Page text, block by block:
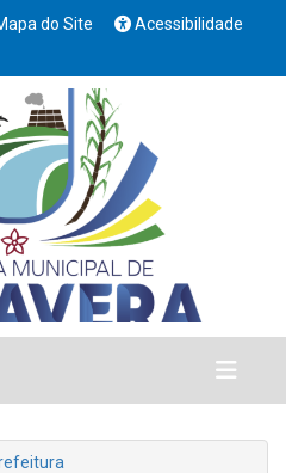
do Site
Acessibilidade